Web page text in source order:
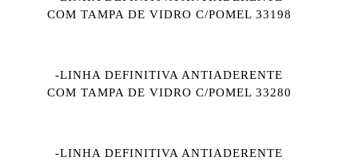
COM TAMPA DE VIDRO C/POMEL 33198
-LINHA DEFINITIVA ANTIADERENTE
COM TAMPA DE VIDRO C/POMEL 33280
-LINHA DEFINITIVA ANTIADERENTE